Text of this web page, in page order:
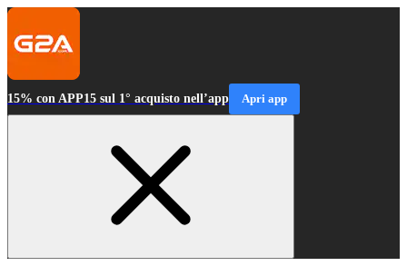
15% con APP15 sul 1° acquisto nell’app Apri app